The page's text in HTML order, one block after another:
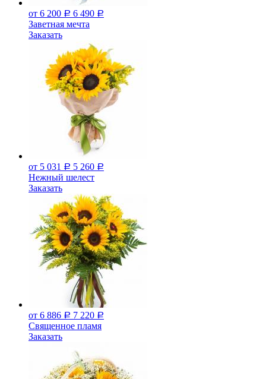
от 6 200 Р 6 490 Р
Заветная мечта
Заказать
от 5 031 Р 5 260 Р
Нежный шелест
Заказать
от 6 886 Р 7 220 Р
Священное пламя
Заказать